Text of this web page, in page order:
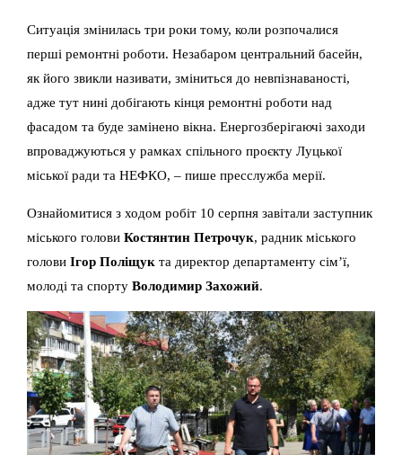
Ситуація змінилась три роки тому, коли розпочалися
перші ремонтні роботи. Незабаром центральний басейн,
як його звикли називати, зміниться до невпізнаваності,
адже тут нині добігають кінця ремонтні роботи над
фасадом та буде замінено вікна. Енергозберігаючі заходи
впроваджуються у рамках спільного проєкту Луцької
міської ради та НЕФКО, – пише пресслужба мерії.
Ознайомитися з ходом робіт 10 серпня завітали заступник
міського голови Костянтин Петрочук, радник міського
голови Ігор Поліщук та директор департаменту сім’ї,
молоді та спорту Володимир Захожий.